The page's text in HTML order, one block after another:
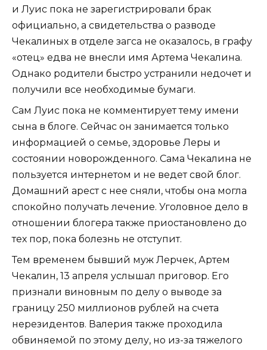
и Луис пока не зарегистрировали брак
официально, а свидетельства о разводе
Чекалиных в отделе загса не оказалось, в графу
«отец» едва не внесли имя Артема Чекалина.
Однако родители быстро устранили недочет и
получили все необходимые бумаги.
Сам Луис пока не комментирует тему имени
сына в блоге. Сейчас он занимается только
информацией о семье, здоровье Леры и
состоянии новорожденного. Сама Чекалина не
пользуется интернетом и не ведет свой блог.
Домашний арест с нее сняли, чтобы она могла
спокойно получать лечение. Уголовное дело в
отношении блогера также приостановлено до
тех пор, пока болезнь не отступит.
Тем временем бывший муж Лерчек, Артем
Чекалин, 13 апреля услышал приговор. Его
признали виновным по делу о выводе за
границу 250 миллионов рублей на счета
нерезидентов. Валерия также проходила
обвиняемой по этому делу, но из-за тяжелого